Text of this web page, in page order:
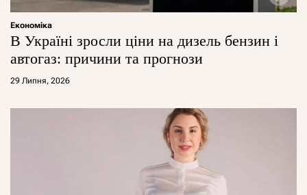
Економіка
В Україні зросли ціни на дизель бензин і
автогаз: причини та прогнози
29 Липня, 2026